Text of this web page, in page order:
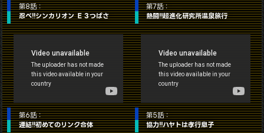
第8話：
忍べ!!シンカリオン Ｅ３つばさ
第7話：
熱闘!!超進化研究所温泉旅行
第6話：
連結!!初めてのリンク合体
第5話：
協力!!ハヤトは孝行息子